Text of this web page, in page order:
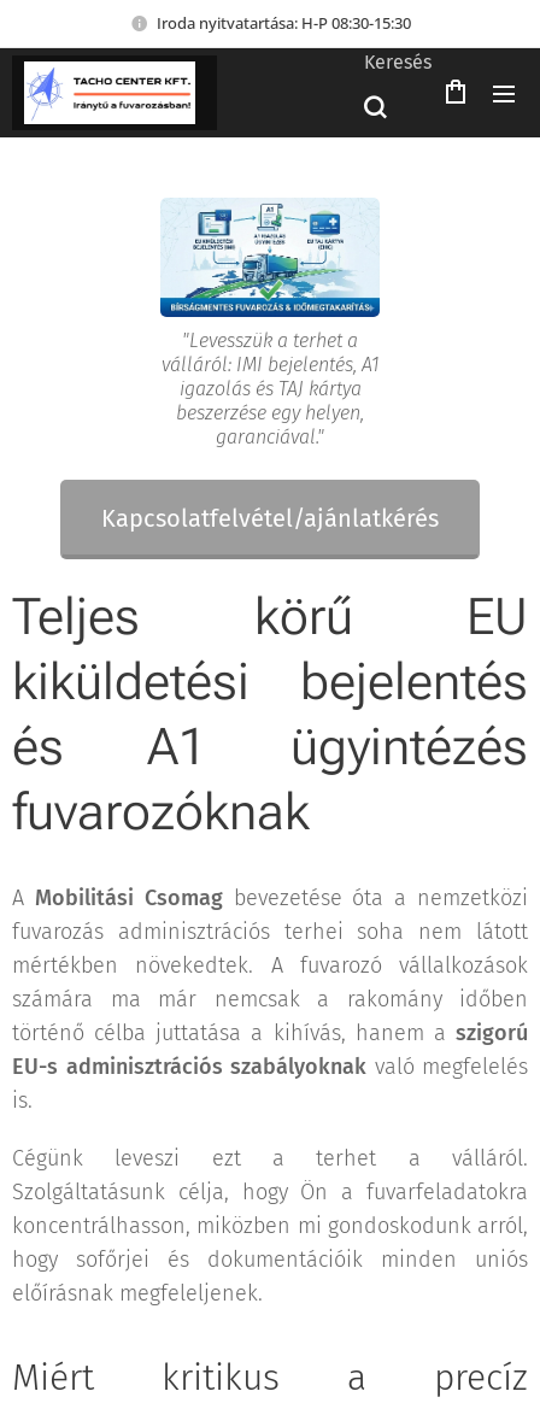
Iroda nyitvatartása: H-P 08:30-15:30
Keresés
"Levesszük a terhet a
válláról: IMI bejelentés, A1
igazolás és TAJ kártya
beszerzése egy helyen,
garanciával."
Kapcsolatfelvétel/ajánlatkérés
Teljes körű EU
kiküldetési bejelentés
és A1 ügyintézés
fuvarozóknak
A Mobilitási Csomagbevezetése óta a nemzetközi
fuvarozás adminisztrációs terhei soha nem látott
mértékben növekedtek. A fuvarozó vállalkozások
számára ma már nemcsak a rakomány időben
történő célba juttatása a kihívás, hanem a szigorú
EU-s adminisztrációs szabályoknak való megfelelés
is.
Cégünk leveszi ezt a terhet a válláról.
Szolgáltatásunk célja, hogy Ön a fuvarfeladatokra
koncentrálhasson, miközben mi gondoskodunk arról,
hogy sofőrjei és dokumentációik minden uniós
előírásnak megfeleljenek.
Miért kritikus a precíz